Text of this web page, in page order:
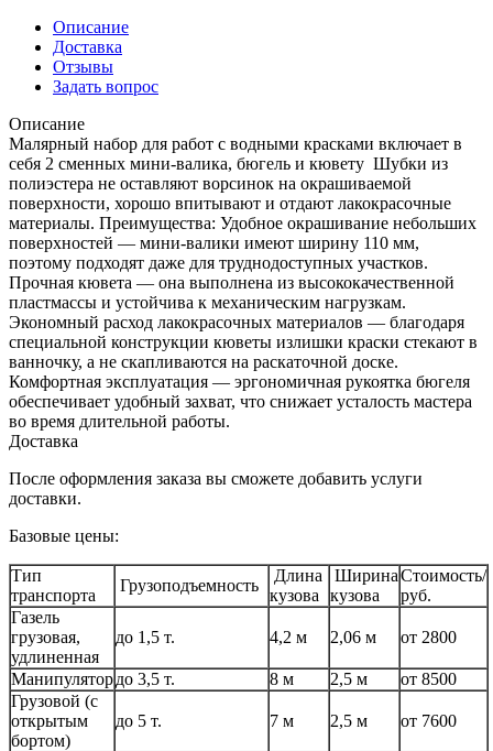
Описание
Доставка
Отзывы
Задать вопрос
Описание
Малярный набор для работ с водными красками включает в
себя 2 сменных мини-валика, бюгель и кювету Шубки из
полиэстера не оставляют ворсинок на окрашиваемой
поверхности, хорошо впитывают и отдают лакокрасочные
материалы. Преимущества: Удобное окрашивание небольших
поверхностей — мини-валики имеют ширину 110 мм,
поэтому подходят даже для труднодоступных участков.
Прочная кювета — она выполнена из высококачественной
пластмассы и устойчива к механическим нагрузкам.
Экономный расход лакокрасочных материалов — благодаря
специальной конструкции кюветы излишки краски стекают в
ванночку, а не скапливаются на раскаточной доске.
Комфортная эксплуатация — эргономичная рукоятка бюгеля
обеспечивает удобный захват, что снижает усталость мастера
во время длительной работы.
Доставка
После оформления заказа вы сможете добавить услуги
доставки.
Базовые цены:
Тип
транспорта
Грузоподъемность
Длина
кузова
Ширина
кузова
Стоимость/
руб.
Газель
грузовая,
удлиненная
до 1,5 т. 4,2 м 2,06 м от 2800
Манипулятордо 3,5 т. 8 м 2,5 м
от 8500
Грузовой (с
открытым
бортом)
до 5 т. 7 м 2,5 м от 7600